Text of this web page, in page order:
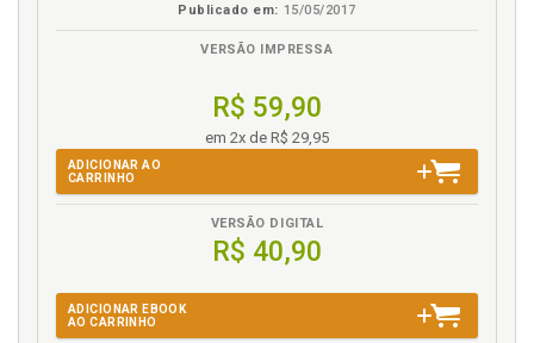
Publicado em: 15/05/2017
VERSÃO IMPRESSA
R$ 59,90
em 2x de R$ 29,95
ADICIONAR AO
CARRINHO
VERSÃO DIGITAL
R$ 40,90
ADICIONAR EBOOK
AO CARRINHO